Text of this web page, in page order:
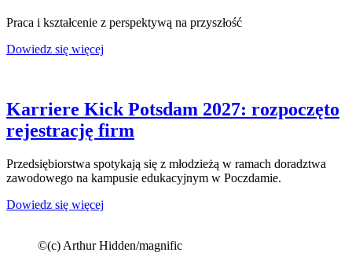
Praca i kształcenie z perspektywą na przyszłość
Dowiedz się więcej
Karriere Kick Potsdam 2027: rozpoczęto
rejestrację firm
Przedsiębiorstwa spotykają się z młodzieżą w ramach doradztwa
zawodowego na kampusie edukacyjnym w Poczdamie.
Dowiedz się więcej
©(c) Arthur Hidden/magnific